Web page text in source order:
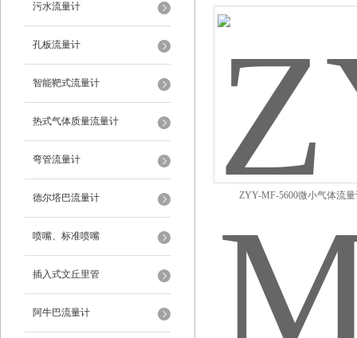
污水流量计
孔板流量计
智能靶式流量计
热式气体质量流量计
弯管流量计
德尔塔巴流量计
喷嘴、标准喷嘴
插入式文丘里管
阿牛巴流量计
ZYY-MF-5600微小气体流